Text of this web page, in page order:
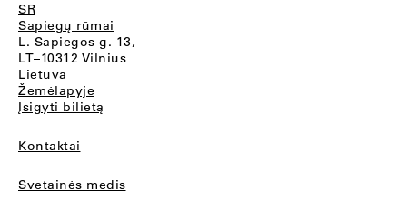
SR
Sapiegų rūmai
L. Sapiegos g. 13,
LT–10312 Vilnius
Lietuva
Žemėlapyje
Įsigyti bilietą
Kontaktai
Svetainės medis